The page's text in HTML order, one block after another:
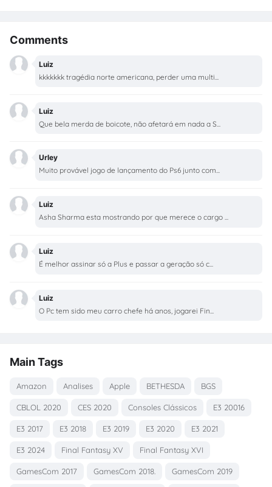
Comments
Luiz
kkkkkkk tragédia norte americana, perder uma multi...
Luiz
Que bela merda de boicote, não afetará em nada a S...
Urley
Muito provável jogo de lançamento do Ps6 junto com...
Luiz
Asha Sharma esta mostrando por que merece o cargo ...
Luiz
É melhor assinar só a Plus e passar a geração só c...
Luiz
O Pc tem sido meu carro chefe há anos, jogarei Fin...
Main Tags
Amazon Analises Apple BETHESDA BGS
CBLOL 2020 CES 2020 Consoles Clássicos E3 20016
E3 2017 E3 2018 E3 2019 E3 2020 E3 2021
E3 2024 Final Fantasy XV Final Fantasy XVI
GamesCom 2017 GamesCom 2018. GamesCom 2019